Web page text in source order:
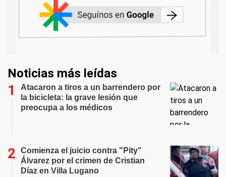
Noticias más leídas
Atacaron a tiros a un barrendero por
la bicicleta: la grave lesión que
preocupa a los médicos
Comienza el juicio contra "Pity"
Álvarez por el crimen de Cristian
Díaz en Villa Lugano